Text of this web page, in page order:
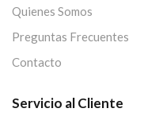
Quienes Somos
Preguntas Frecuentes
Contacto
Servicio al Cliente